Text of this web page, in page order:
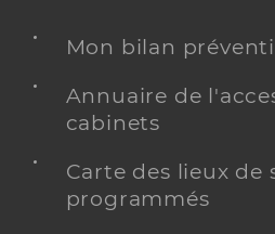
Mon bilan
Annuaire de
cabinets
Carte des lieux de
programmés